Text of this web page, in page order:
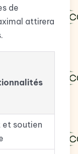
de
attirera
soutien